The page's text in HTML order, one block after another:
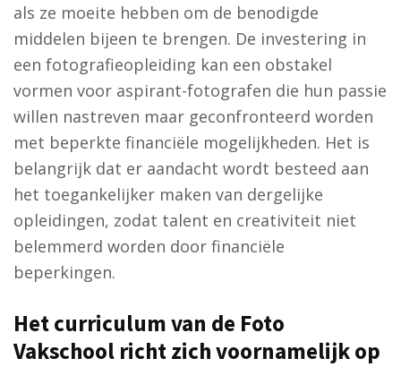
als ze moeite hebben om de benodigde
middelen bijeen te brengen. De investering in
een fotografieopleiding kan een obstakel
vormen voor aspirant-fotografen die hun passie
willen nastreven maar geconfronteerd worden
met beperkte financiële mogelijkheden. Het is
belangrijk dat er aandacht wordt besteed aan
het toegankelijker maken van dergelijke
opleidingen, zodat talent en creativiteit niet
belemmerd worden door financiële
beperkingen.
Het curriculum van de Foto
Vakschool richt zich voornamelijk op